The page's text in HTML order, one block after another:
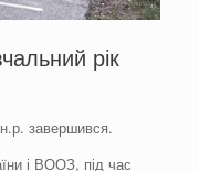
рік
завершився.
і ВООЗ, під час